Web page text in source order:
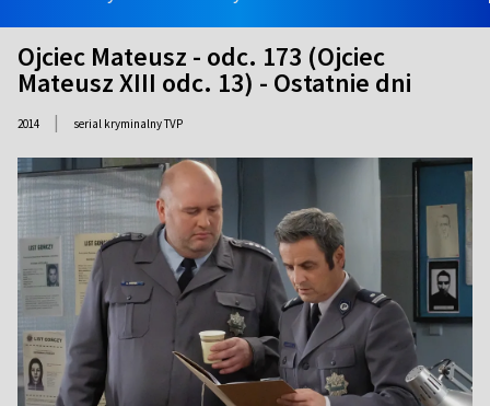
Ojciec Mateusz - odc. 173 (Ojciec
Mateusz XIII odc. 13) - Ostatnie dni
2014 | serial kryminalny TVP